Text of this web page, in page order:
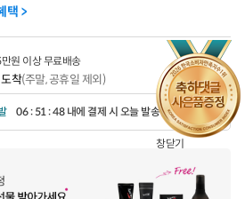
창닫기
택 >
만원 이상 무료배송
착(주말, 공휴일 제외)
06 : 51 : 45 내에 결제 시 오늘 발송됩니다.